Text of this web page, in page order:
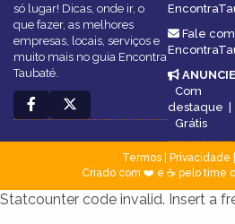
só lugar! Dicas, onde ir, o
que fazer, as melhores
empresas, locais, serviços e
muito mais no guia Encontra
Taubaté.
Fale
ANUNCIE
Com
destaque
Grátis
Termos| Privacidade
Criado com ❤️ e ☕ pelo time
Statcounter code invalid. Insert a